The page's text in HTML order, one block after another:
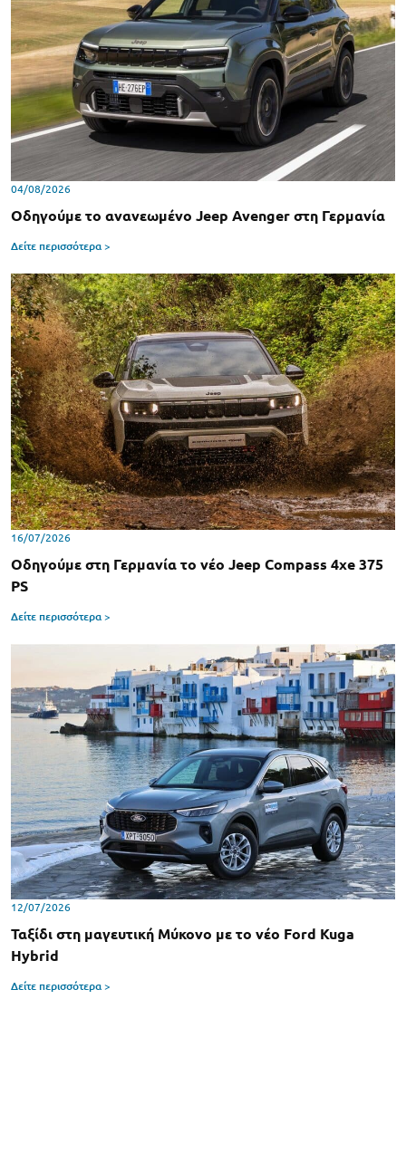
04/08/2026
Οδηγούμε το ανανεωμένο Jeep Avenger στη Γερμανία
Δείτε περισσότερα >
16/07/2026
Οδηγούμε στη Γερμανία το νέο Jeep Compass 4xe 375
PS
Δείτε περισσότερα >
12/07/2026
Ταξίδι στη μαγευτική Μύκονο με το νέο Ford Kuga
Hybrid
Δείτε περισσότερα >